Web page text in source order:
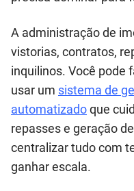
A administração de
vistorias, contratos,
inquilinos. Você pode
usar um sistema de
automatizadoque
repasses e geração
centralizar tudo com
ganhar escala.